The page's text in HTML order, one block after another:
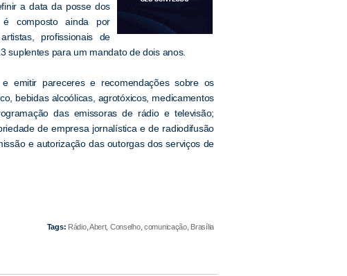
a data da posse dos
é composto ainda por
profissionais de
suplentes para um mandato de dois anos.
emitir pareceres e recomendações sobre os
bebidas alcoólicas, agrotóxicos, medicamentos
das emissoras de rádio e televisão;
de empresa jornalística e de radiodifusão
e autorização das outorgas dos serviços de
Tags: Rádio, Abert, Conselho, comunicação, Brasília